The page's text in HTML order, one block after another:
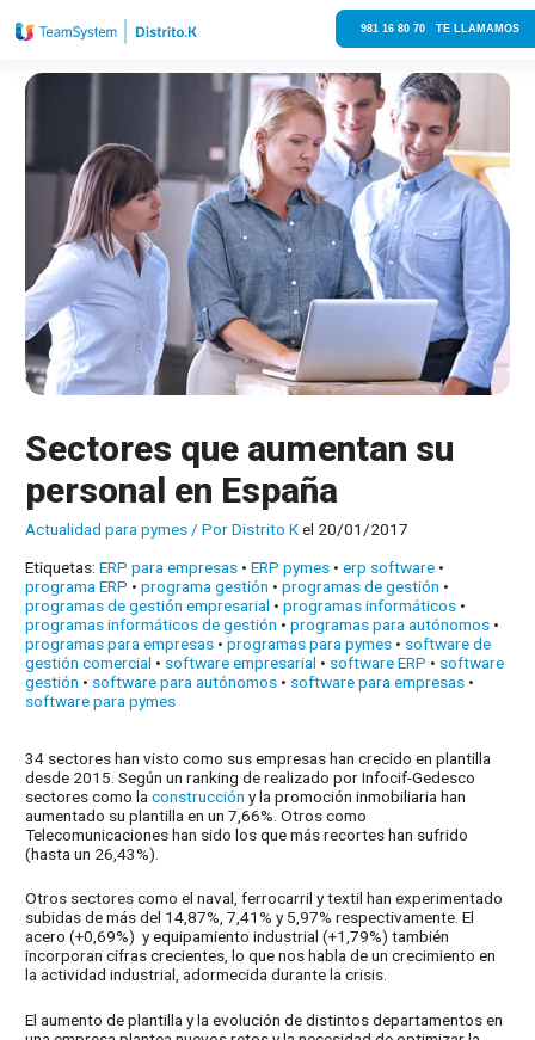
981 16 80 70 TE LLAMAMOS
Sectores que aumentan su
personal en España
Actualidad para pymes / PorDistrito Kel 20/01/2017
Etiquetas:ERP para empresas •ERP pymes •erp software •
programa ERP •programa gestión •programas de gestión •
programas de gestión empresarial •programas informáticos •
programas informáticos de gestión •programas para autónomos •
programas para empresas •programas para pymes • software de
gestión comercial • software empresarial • software ERP • software
gestión • software para autónomos • software para empresas •
software para pymes
34 sectores han visto como sus empresas han crecido en plantilla
desde 2015. Según un ranking de realizado por Infocif-Gedesco
sectores como laconstrucción y la promoción inmobiliaria han
aumentado su plantilla en un 7,66%. Otros como
Telecomunicaciones han sido los que más recortes han sufrido
(hasta un 26,43%).
Otros sectores como el naval, ferrocarril y textil han experimentado
subidas de más del 14,87%, 7,41% y 5,97% respectivamente. El
acero (+0,69%) y equipamiento industrial (+1,79%) también
incorporan cifras crecientes, lo que nos habla de un crecimiento en
la actividad industrial, adormecida durante la crisis.
El aumento de plantilla y la evolución de distintos departamentos en